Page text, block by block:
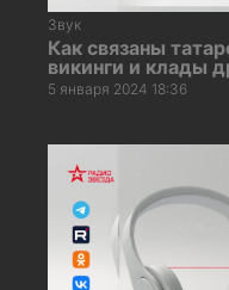
Звук
Как связаны
викинги и клады
5 января 2024 18:36